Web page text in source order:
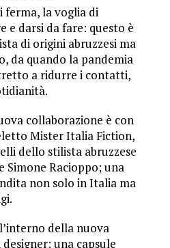
ferma, la voglia di
e darsi da fare: questo è
di origini abruzzesi ma
da quando la pandemia
a ridurre i contatti,
collaborazione è con
Mister Italia Fiction,
dello stilista abruzzese
Simone Racioppo; una
non solo in Italia ma
della nuova
una capsule